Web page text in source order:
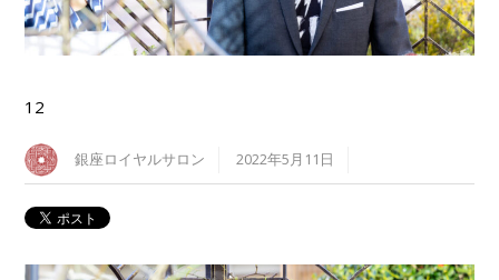
12
銀座ロイヤルサロン 2022年5月11日